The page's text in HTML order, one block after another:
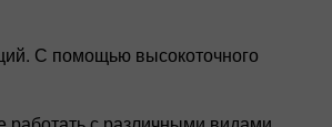
С помощью высокоточного